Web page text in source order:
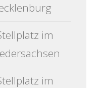
im
im